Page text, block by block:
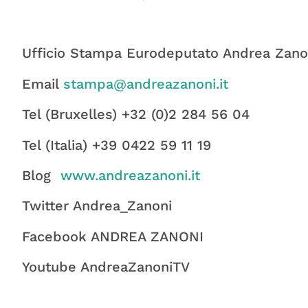
Ufficio Stampa Eurodeputato Andrea
Email stampa@andreazanoni.it
Tel (Bruxelles) +32 (0)2 284 56 04
Tel (Italia) +39 0422 59 11 19
Blog www.andreazanoni.it
Twitter Andrea_Zanoni
Facebook ANDREA ZANONI
Youtube AndreaZanoniTV